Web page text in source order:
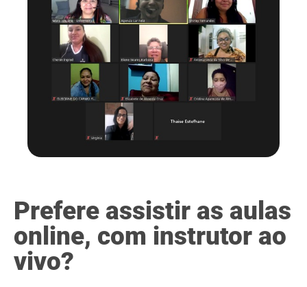
Prefere assistir as aulas
online, com instrutor ao
vivo?